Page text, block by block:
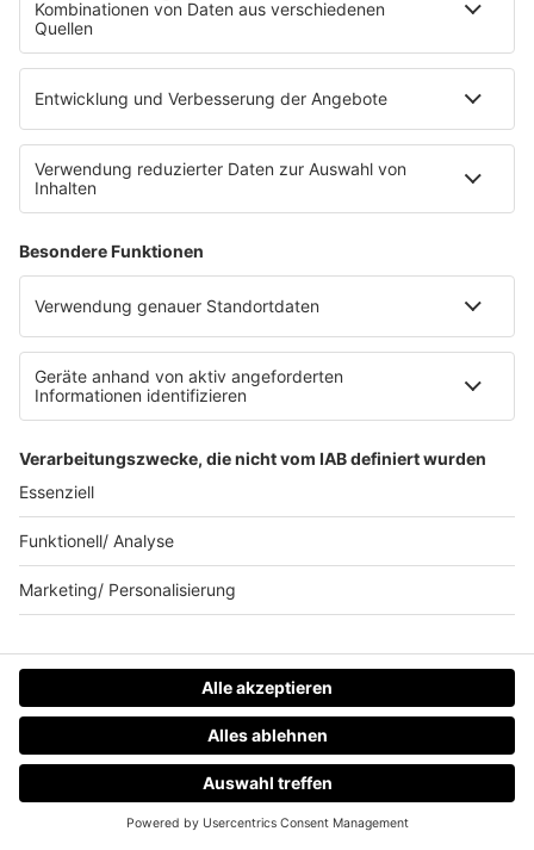
HOME RADIOS MENÜ
90s90s Pop Crimes
Fall 17: O. J. Simpson – Zwischen
Blitzlicht und Blutspur
Er war Sportheld, Filmstar, Werbegesicht – bis ein
Doppelmord alles zerstört. O. J. Simpson: der Absturz,
der Amerika spaltet.
mehr lesen
IMAGO / United Archives
90s90s Pop Crimes
Fall 16: Charles Manson - Das 90er-
Comeback eines Albtraum